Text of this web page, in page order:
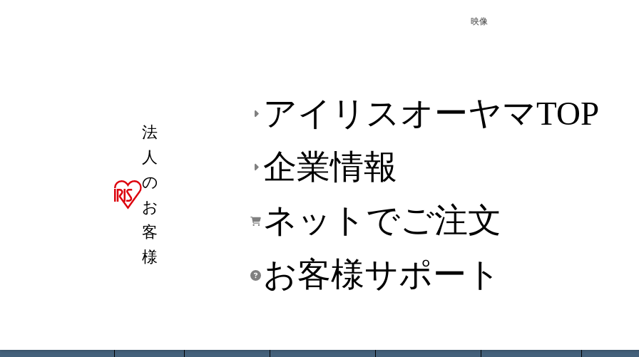
法
人
の
お
客
様
アイリスオーヤマTOP
企業情報
ネットでご注文
お客様サポート
映像